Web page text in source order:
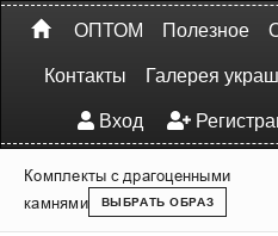
ОПТОМ Полезное
Контакты
Галерея
Вход
Комплекты с драгоценными
камнями
ВЫБРАТЬ ОБРАЗ